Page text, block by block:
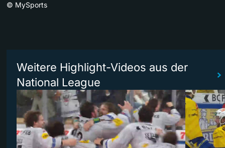
© MySports
Weitere Highlight-Videos aus der
National League